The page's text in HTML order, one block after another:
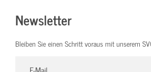
Newsletter
Bleiben Sie einen Schritt voraus mit unserem